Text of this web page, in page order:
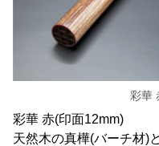
彩華
彩華 赤(印面12mm)
天然木の真樺(バーチ材)